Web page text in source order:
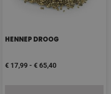
HENNEP DROOG
€ 17,99- €65,40